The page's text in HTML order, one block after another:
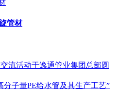
管材
流活动于逸通管业集团总部圆
分子量PE给水管及其生产工艺”